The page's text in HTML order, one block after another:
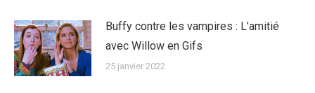
Buffy contre les vampires : L’amitié
avec Willow en Gifs
25 janvier 2022